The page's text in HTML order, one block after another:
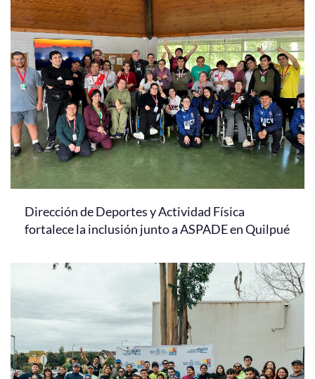
Dirección de Deportes y Actividad Física
fortalece la inclusión junto a ASPADE en Quilpué